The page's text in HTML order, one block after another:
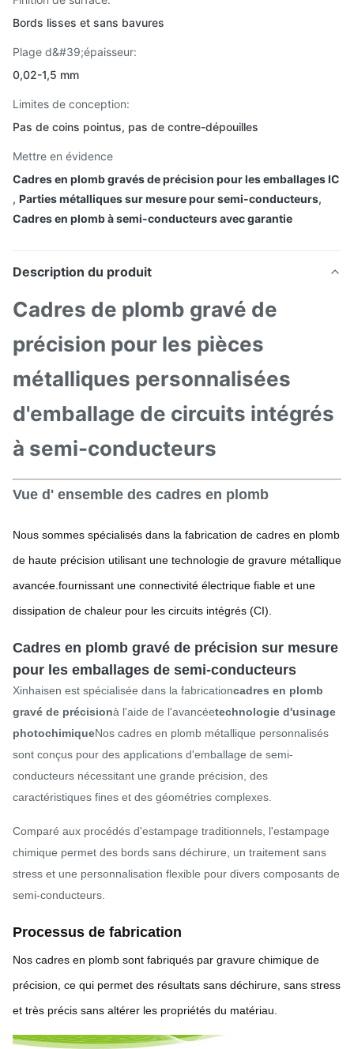
Bords lisses et sans bavures
Plage d&#39;épaisseur:
0,02-1,5 mm
Limites de conception:
Pas de coins pointus, pas de contre-dépouilles
Mettre en évidence
Cadres en plomb gravés de précision pour les emballages IC
, Parties métalliques sur mesure pour semi-conducteurs,
Cadres en plomb à semi-conducteurs avec garantie
Description du produit
Cadres de plomb gravé de
précision pour les pièces
métalliques personnalisées
d'emballage de circuits intégrés
à semi-conducteurs
Vue d' ensemble des cadres en plomb
Nous sommes spécialisés dans la fabrication de cadres en plomb
de haute précision utilisant une technologie de gravure métallique
avancée.fournissant une connectivité électrique fiable et une
dissipation de chaleur pour les circuits intégrés (CI).
Cadres en plomb gravé de précision sur mesure
pour les emballages de semi-conducteurs
Xinhaisen est spécialisée dans la fabricationcadres en plomb
gravé de précisionà l'aide de l'avancéetechnologie d'usinage
photochimiqueNos cadres en plomb métallique personnalisés
sont conçus pour des applications d'emballage de semi-
conducteurs nécessitant une grande précision, des
caractéristiques fines et des géométries complexes.
Comparé aux procédés d'estampage traditionnels, l'estampage
chimique permet des bords sans déchirure, un traitement sans
stress et une personnalisation flexible pour divers composants de
semi-conducteurs.
Processus de fabrication
Nos cadres en plomb sont fabriqués par gravure chimique de
précision, ce qui permet des résultats sans déchirure, sans stress
et très précis sans altérer les propriétés du matériau.